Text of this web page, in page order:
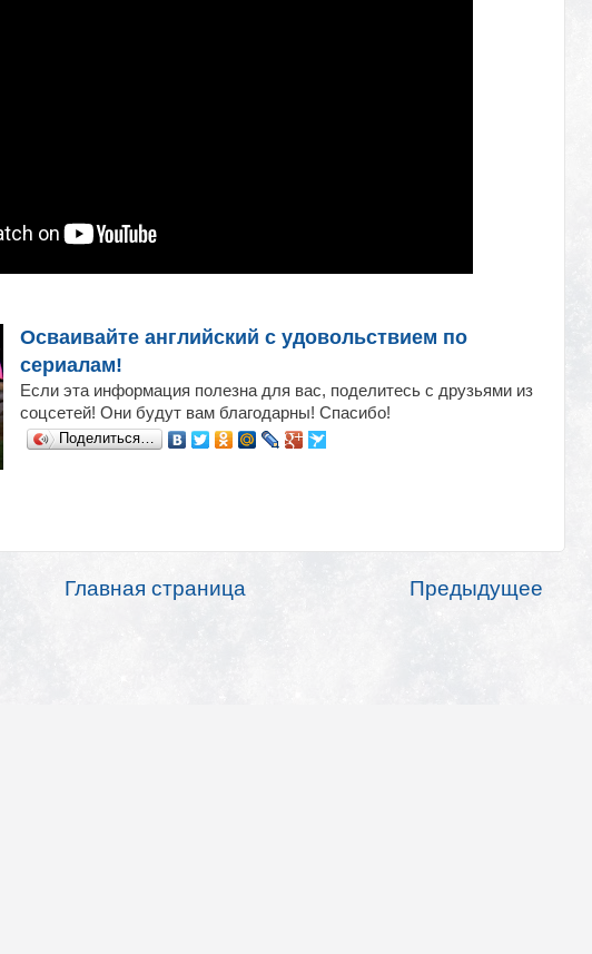
Осваивайте английский с удовольствием по
сериалам!
Если эта информация полезна для вас, поделитесь с друзьями из
соцсетей! Они будут вам благодарны! Спасибо!
Поделиться…
Предыдущее
Главная страница